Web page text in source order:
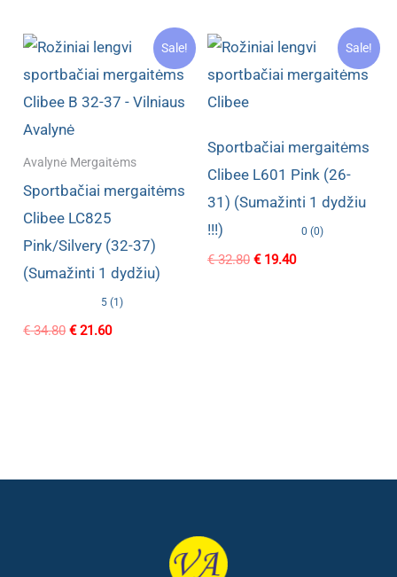
Sale!
Avalynė Mergaitėms
Sportbačiai mergaitėms
Clibee LC825
Pink/Silvery (32-37)
(Sumažinti 1 dydžiu)
5 (1)
€34.80 Original
€21.60Current
Sale!
Sportbačiai mergaitėms
Clibee L601 Pink (26-
31) (Sumažinti 1 dydžiu
!!!)
0 (0)
€32.80 Original
€19.40Current